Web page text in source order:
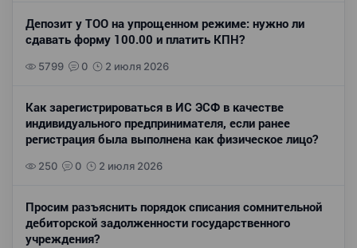
Депозит у ТОО на упрощенном режиме: нужно ли
сдавать форму 100.00 и платить КПН?
5799 0 2 июля 2026
Как зарегистрироваться в ИС ЭСФ в качестве
индивидуального предпринимателя, если ранее
регистрация была выполнена как физическое лицо?
250 0 2 июля 2026
Просим разъяснить порядок списания сомнительной
дебиторской задолженности государственного
учреждения?